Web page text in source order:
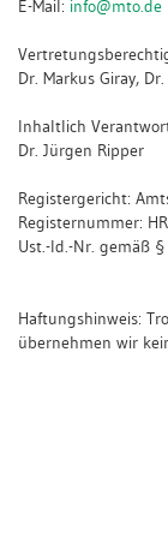
E-Mail: info@mto.de
Dr. Markus Giray,
Inhaltlich
Dr. Jürgen Ripper
Registergericht:
Registernummer:
Ust.-Id.-Nr. gemäß
Haftungshinweis:
übernehmen wir